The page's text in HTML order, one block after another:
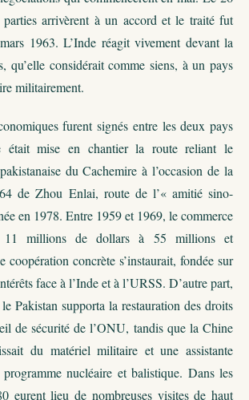
parties arrivèrent à un accord et le traité fut
1963. L’Inde réagit vivement devant la
qu’elle considérait comme siens, à un pays
militairement.
furent signés entre les deux pays
était mise en chantier la route reliant le
du Cachemire à l’occasion de la
de Zhou Enlai, route de l’« amitié sino-
en 1978. Entre 1959 et 1969, le commerce
11 millions de dollars à 55 millions et
coopération concrète s’instaurait, fondée sur
face à l’Inde et à l’URSS. D’autre part,
Pakistan supporta la restauration des droits
de sécurité de l’ONU, tandis que la Chine
du matériel militaire et une assistante
nucléaire et balistique. Dans les
eurent lieu de nombreuses visites de haut